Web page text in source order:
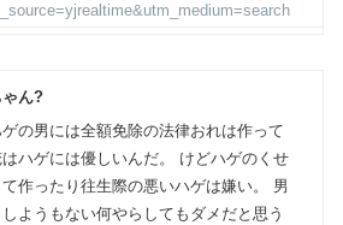
ん?
の男には全額免除の法律おれは作って
ハゲには優しいんだ。 けどハゲのくせ
作ったり往生際の悪いハゲは嫌い。 男
ようもない何やらしてもダメだと思う